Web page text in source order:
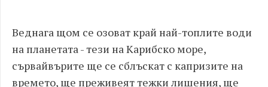
Веднага щом се озоват край най-топлите води
на планетата - тези на Карибско море,
сървайвърите ще се сблъскат с капризите на
времето, ще преживеят тежки лишения, ще